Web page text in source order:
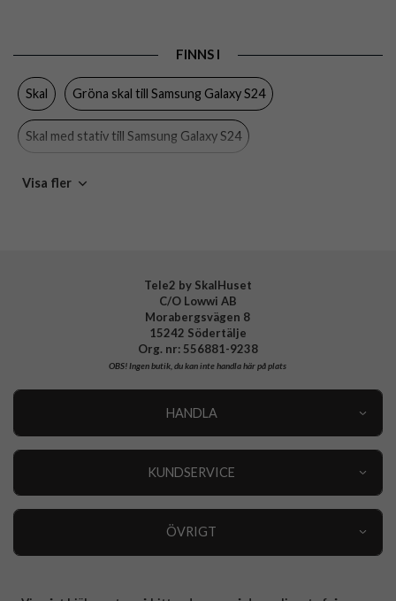
Stativfunktion, Stöttålig, Trådlös laddning-
Färg
Material Hårdplast (PC), Mjukplast (TPU)
Varumärke
FINNS I
Skal Gröna skal till Samsung Galaxy S24
Skal med stativ till Samsung Galaxy S24
Hårda skal till Samsung Galaxy S24
Hårda skal
Visa fler
Tele2 by SkalHuset
C/O Lowwi AB
Morabergsvägen 8
15242 Södertälje
Org. nr: 556881-9238
OBS!Ingen butik, du kan inte handla här på plats
HANDLA
KUNDSERVICE
ÖVRIGT